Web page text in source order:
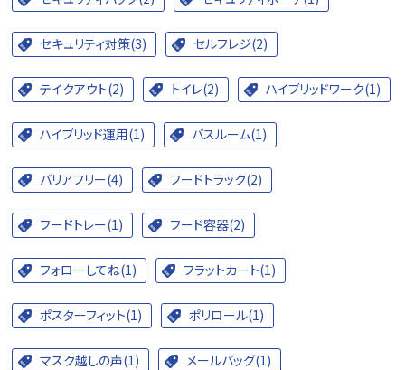
セキュリティ対策(3) セルフレジ(2)
テイクアウト(2) トイレ(2) ハイブリッドワーク(1)
ハイブリッド運用(1) バスルーム(1)
バリアフリー(4) フードトラック(2)
フードトレー(1) フード容器(2)
フォローしてね(1) フラットカート(1)
ポスターフィット(1) ポリロール(1)
マスク越しの声(1) メールバッグ(1)